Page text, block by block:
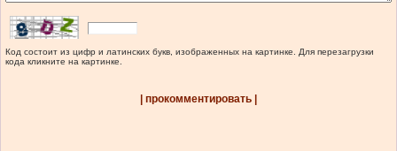
Код состоит из цифр и латинских букв, изображенных на картинке. Для перезагрузки
кода кликните на картинке.
| прокомментировать |